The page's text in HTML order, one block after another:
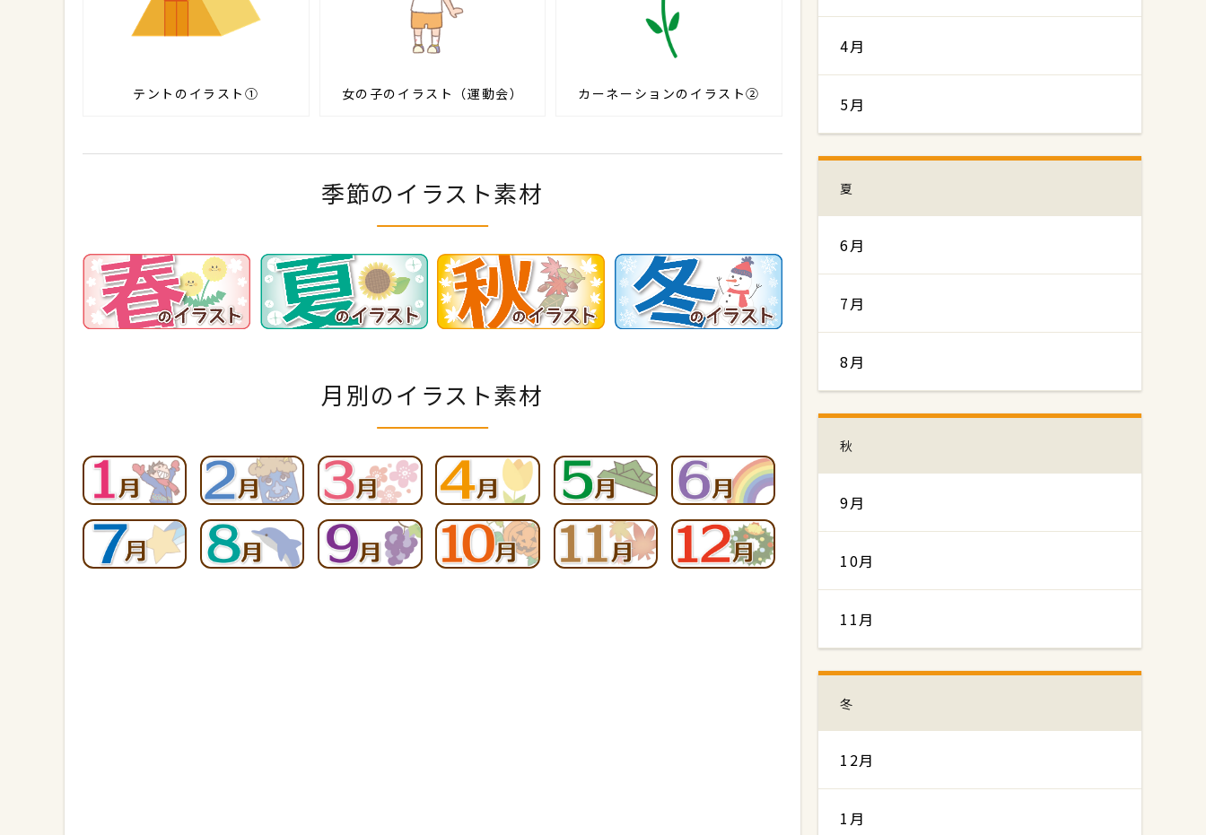
テントのイラスト① 女の子のイラスト（運動会） カーネーションのイラスト②
季節のイラスト素材
月別のイラスト素材
4月
5月
夏
6月
7月
8月
秋
9月
10月
11月
冬
12月
1月